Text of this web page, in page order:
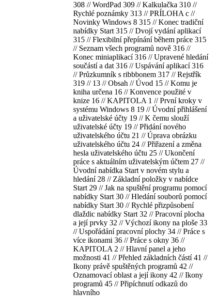
308 // WordPad 309 // Kalkulačka 310 //
Rychlé poznámky 313 // PRÍLOHA c //
Novinky Windows 8 315 // Konec tradiční
nabídky Start 315 // Dvojí vydání aplikací
315 // Flexibilní přepínání během práce 315
// Seznam všech programů nově 316 //
Konec miniaplikací 316 // Upravené hledání
součástí a dat 316 // Uspávání aplikací 316
// Průzkumník s ribbbonem 317 // Rejstřík
319 // 13 // Obsah // Úvod 15 // Komu je
kniha určena 16 // Konvence použité v
knize 16 // KAPITOLA 1 // První kroky v
systému Windows 8 19 // Úvodní přihlášení
a uživatelské účty 19 // K čemu slouží
uživatelské účty 19 // Přidání nového
uživatelského účtu 21 // Úprava obrázku
uživatelského účtu 24 // Přiřazení a změna
hesla uživatelského účtu 25 // Ukončení
práce s aktuálním uživatelským účtem 27 //
Úvodní nabídka Start v novém stylu a
hledání 28 // Základní položky v nabídce
Start 29 // Jak na spuštění programu pomocí
nabídky Start 30 // Hledání souborů pomocí
nabídky Start 30 // Rychlé přizpůsobení
dlaždic nabídky Start 32 // Pracovní plocha
a její prvky 32 // Výchozí ikony na ploše 33
// Uspořádání pracovní plochy 34 // Práce s
více ikonami 36 // Práce s okny 36 //
KAPITOLA 2 // Hlavní panel a jeho
možnosti 41 // Přehled základních částí 41 //
Ikony právě spuštěných programů 42 //
Oznamovací oblast a její ikony 42 // Ikony
programů 45 // Připíchnutí odkazů do
hlavního